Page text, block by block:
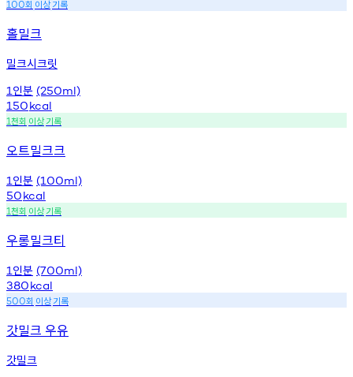
100회 이상기록
홀밀크
밀크시크릿
1 인분 (250ml)
150kcal
1천회 이상기록
오트밀크크
1 인분 (100ml)
50kcal
1천회 이상기록
우롱밀크티
1 인분 (700ml)
380kcal
500회 이상기록
갓밀크 우유
갓밀크